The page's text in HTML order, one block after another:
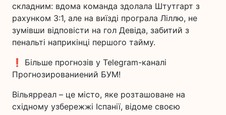
складним: вдома команда здолала Штутгарт з
рахунком 3:1, але на виїзді програла Ліллю, не
зумівши відповісти на гол Девіда, забитий з
пенальті наприкінці першого тайму.
❗️ Більше прогнозів у Telegram-каналі
Прогнозированиений БУМ!
Вільярреал – це місто, яке розташоване на
східному узбережжі Іспанії, відоме своєю